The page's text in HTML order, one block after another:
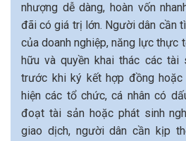
nhượng dễ dàng, hoàn vốn
đãi có giá trị lớn. Người dân cần
của doanh nghiệp, năng lực thực
hữu và quyền khai thác các tài
trước khi ký kết hợp đồng hoặc
hiện các tổ chức, cá nhân có
đoạt tài sản hoặc phát sinh
giao dịch, người dân cần kịp